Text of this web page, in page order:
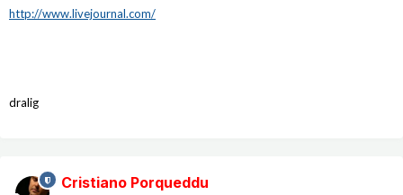
http://www.livejournal.com/
dralig
Cristiano Porqueddu